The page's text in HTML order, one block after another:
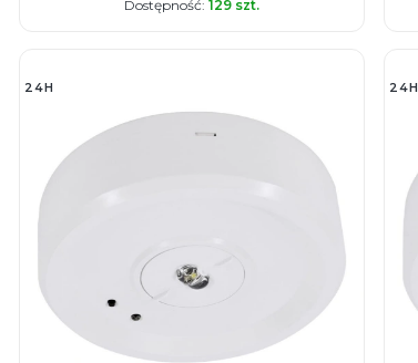
Dostępność: 129 szt.
24H 24H